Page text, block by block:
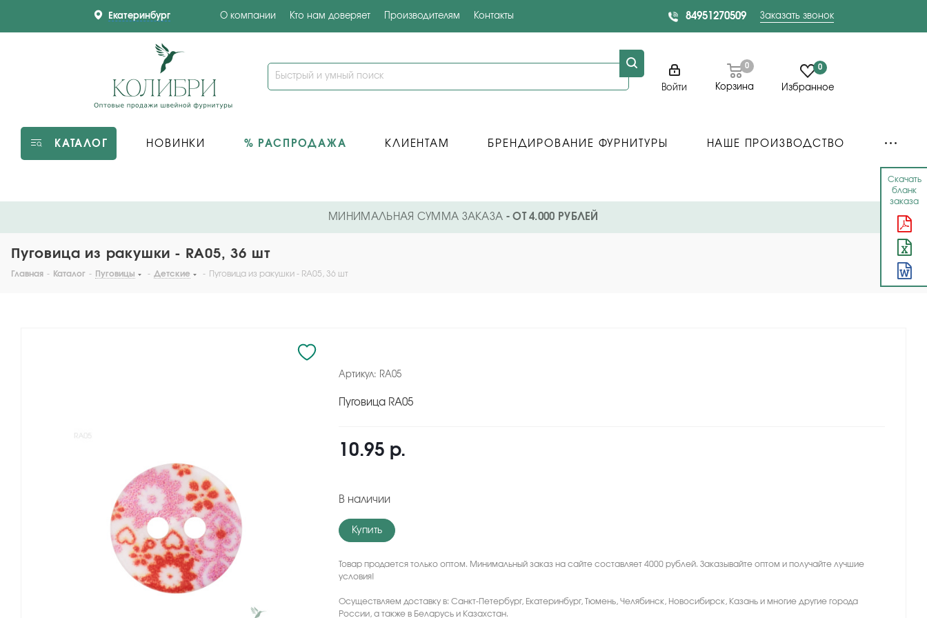
Скачать
бланк
заказа
Екатеринбург О компании Кто нам доверяет Производителям Контакты 84951270509 Заказать звонок
Войти Корзина
0 0
Избранное
КАТАЛОГ НОВИНКИ % РАСПРОДАЖА КЛИЕНТАМ БРЕНДИРОВАНИЕ ФУРНИТУРЫ НАШЕ ПРОИЗВОДСТВО
МИНИМАЛЬНАЯ СУММА ЗАКАЗА - ОТ 4.000 РУБЛЕЙ
Пуговица из ракушки - RA05, 36 шт
Главная - Каталог - Пуговицы - Детские - Пуговица из ракушки - RA05, 36 шт
Артикул: RA05
Пуговица RA05
10.95 р.
В наличии
Купить
Товар продается только оптом. Минимальный заказ на сайте составляет 4000 рублей. Заказывайте оптом и получайте лучшие
условия!
Осуществляем доставку в: Санкт-Петербург, Екатеринбург, Тюмень, Челябинск, Новосибирск, Казань и многие другие города
России, а также в Беларусь и Казахстан.